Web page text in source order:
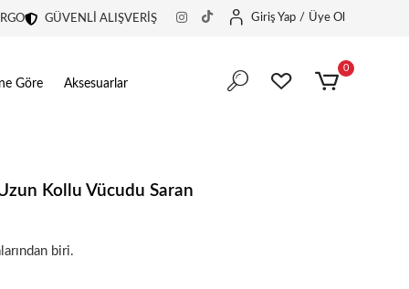
GÜVENLİ ALIŞVERİŞ Giriş Yap / Üye Ol
Göre Aksesuarlar
0
Uzun Kollu Vücudu Saran
harika bir tercih.
biri.